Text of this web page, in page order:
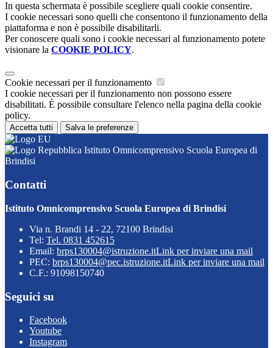
In questa schermata è possibile scegliere quali cookie consentire.
I cookie necessari sono quelli che consentono il funzionamento della
piattaforma e non è possibile disabilitarli.
Per conoscere quali sono i cookie necessari al funzionamento potete
visionare la COOKIE POLICY.
Cookie necessari per il funzionamento
I cookie necessari per il funzionamento non possono essere
disabilitati. È possibile consultare l'elenco nella pagina della cookie
policy.
Accetta tutti Salva le preferenze
Istituto Omnicomprensivo Scuola Europea di
Brindisi
Contatti
Istituto Omnicomprensivo Scuola Europea di Brindisi
Via n. Brandi 14 - 22, 72100 Brindisi
Tel: Tel. 0831 452615
Email: brps130004@istruzione.itLink per inviare una mail
PEC: brps130004@pec.istruzione.itLink per inviare una mail
C.F.: 91098150740
Seguici su
Facebook
Youtube
Instagram